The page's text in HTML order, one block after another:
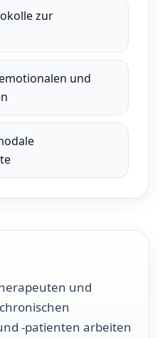
zur
und
und
-patienten arbeiten